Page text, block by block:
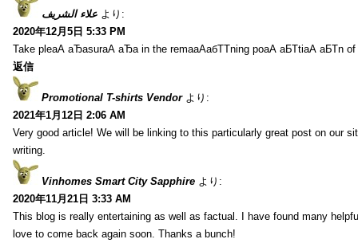
علاء الشريف より:
2020年12月5日 5:33 PM
Take pleаА аЂаsurаА аЂа in the remaаАабТТning poаА аБТtiаА аБТn
返信
Promotional T-shirts Vendor より:
2021年1月12日 2:06 AM
Very good article! We will be linking to this particularly great post on our
writing.
Vinhomes Smart City Sapphire より:
2020年11月21日 3:33 AM
This blog is really entertaining as well as factual. I have found many
love to come back again soon. Thanks a bunch!